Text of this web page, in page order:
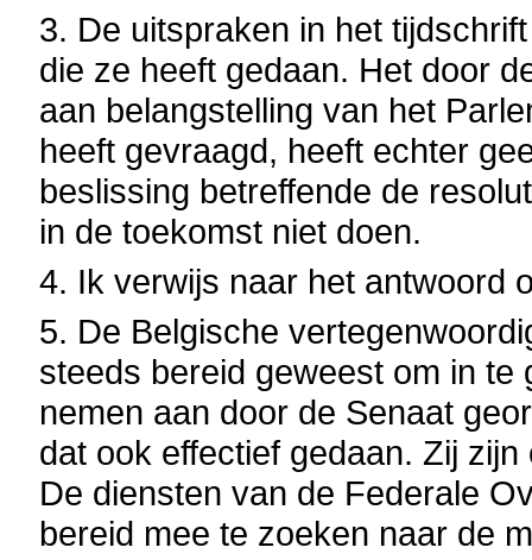
3. De uitspraken in het
die ze heeft gedaan. Het door
aan belangstelling van het
heeft gevraagd, heeft echter
beslissing betreffende de
in de toekomst niet doen.
4. Ik verwijs naar het antwoord
5. De Belgische
steeds bereid geweest om in te
nemen aan door de Senaat
dat ook effectief gedaan. Zij
De diensten van de Federale
bereid mee te zoeken naar de